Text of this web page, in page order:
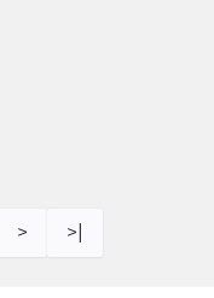
> >|